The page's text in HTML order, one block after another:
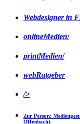
Webdesignerin
onlineMedien/
printMedien/
webRatgeber
/>
Zur Person:
Offenbach).